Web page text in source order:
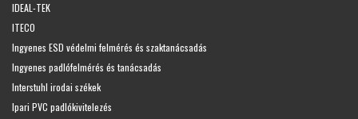
IDEAL-TEK
ITECO
Ingyenes ESD védelmi felmérés és szaktanácsadás
Ingyenes padlófelmérés és tanácsadás
Interstuhl irodai székek
Ipari PVC padlókivitelezés